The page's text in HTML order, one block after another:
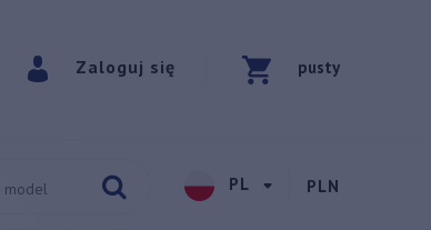
Zaloguj się pusty
PL PLN